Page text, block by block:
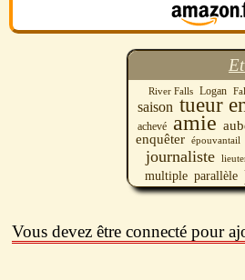
River Falls Logan
saison tueur
achevé amie
enquêter épouvantail
journaliste
multiple parallèle
Vous devez être connecté pour